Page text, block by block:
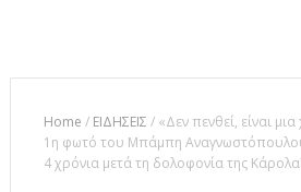
Home / ΕΙΔΗΣΕΙΣ / «Δεν πενθεί, είναι
1η φωτό του Μπάμπη
4 χρόνια μετά τη δολοφονία της